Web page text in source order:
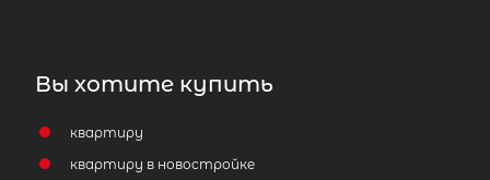
Вы хотите купить
квартиру
квартиру в новостройке